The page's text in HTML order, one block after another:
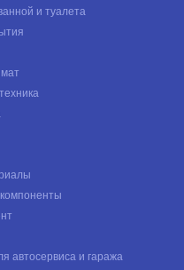
и туалета
автосервиса и гаража